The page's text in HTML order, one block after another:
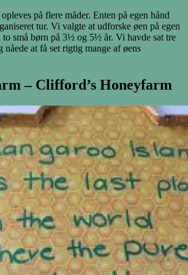
på flere måder. Enten på egen hånd
tur. Vi valgte at udforske øen på egen
to små børn på 3½ og 5½ år. Vi havde sat tre
nåede at få set rigtig mange af øens
– Clifford’s Honeyfarm